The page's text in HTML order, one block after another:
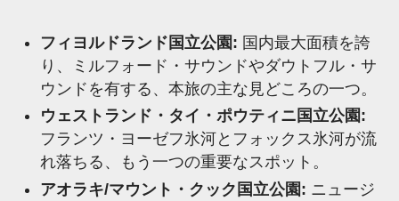
フィヨルドランド国立公園: 国内最大面積を誇
り、ミルフォード・サウンドやダウトフル・サ
ウンドを有する、本旅の主な見どころの一つ。
ウェストランド・タイ・ポウティニ国立公園:
フランツ・ヨーゼフ氷河とフォックス氷河が流
れ落ちる、もう一つの重要なスポット。
アオラキ/マウント・クック国立公園: ニュージ